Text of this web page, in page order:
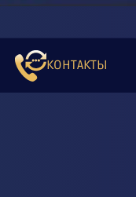
КОНТАКТЫ